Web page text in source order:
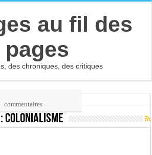
au fil des
pages
des chroniques, des critiques
:colonialisme
commentaires